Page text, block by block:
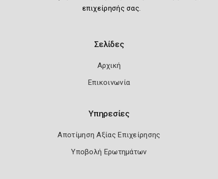
επιχείρησής σας.
Σελίδες
Αρχική
Επικοινωνία
Υπηρεσίες
Αποτίμηση Αξίας Επιχείρησης
Υποβολή Ερωτημάτων